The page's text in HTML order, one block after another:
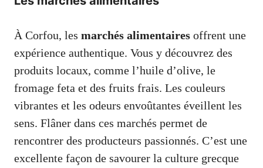
À Corfou, les marchés alimentaires offrent une
expérience authentique. Vous y découvrez des
produits locaux, comme l’huile d’olive, le
fromage feta et des fruits frais. Les couleurs
vibrantes et les odeurs envoûtantes éveillent les
sens. Flâner dans ces marchés permet de
rencontrer des producteurs passionnés. C’est une
excellente façon de savourer la culture grecque